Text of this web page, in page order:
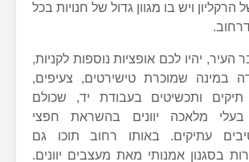
ויש בו מגוון גדול של חנויות בכל
יהיו לכם אופציות נוספות לקניות,
במינה שמוכרת טישירטים, צעיפים,
תיקים ותכשיטים בעבודת יד, שכולם
בעלי מלאכה יוונים בהשראת חפצי
עתיקים. באותו רחוב תוכו גם
בסגנון אמנותי מאת מעצבים יוונים.